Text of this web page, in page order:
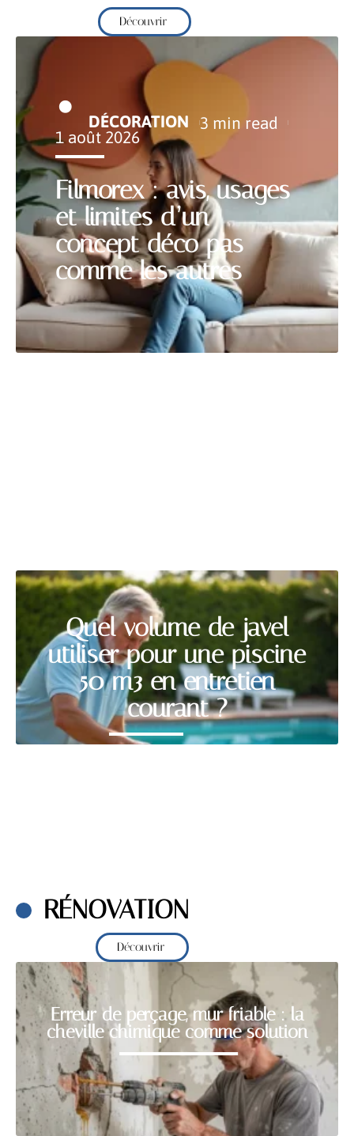
Découvrir
Filmorex : avis, usages
et limites d’un
concept déco pas
comme les autres
DÉCORATION 3 min read
1 août 2026
Quel volume de javel
utiliser pour une piscine
50 m3 en entretien
courant ?
RÉNOVATION
Découvrir
Erreur de perçage, mur friable : la
cheville chimique comme solution